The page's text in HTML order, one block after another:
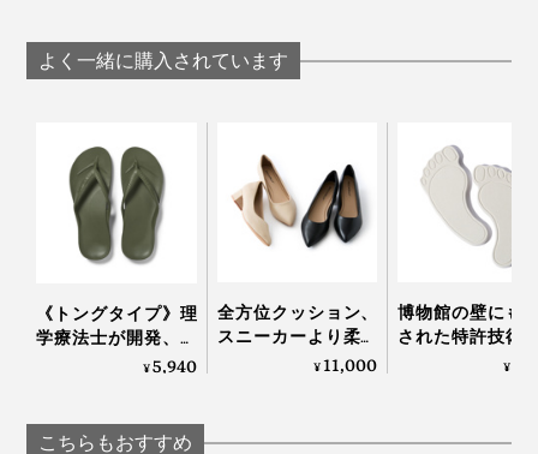
よく一緒に購入されています
《トングタイプ》理
学療法士が開発、世
界600万人の足を支
Archies
¥5,940
全方位クッション、
スニーカーより柔ら
かな「コンフォート
¥11,000
博物館の壁にも
された特許技術
吸湿＆脱臭しな
¥
こちらもおすすめ